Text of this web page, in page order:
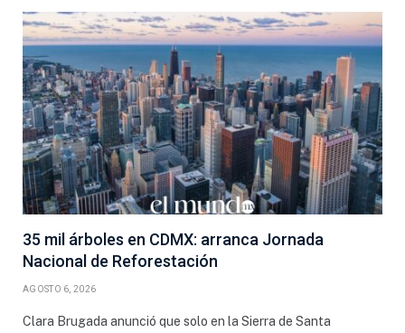
35 mil árboles en CDMX: arranca Jornada
Nacional de Reforestación
AGOSTO 6, 2026
Clara Brugada anunció que solo en la Sierra de Santa